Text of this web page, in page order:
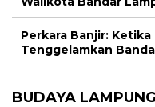
Perkara Banjir:
Tenggelamkan
BUDAYA LAMPUNG